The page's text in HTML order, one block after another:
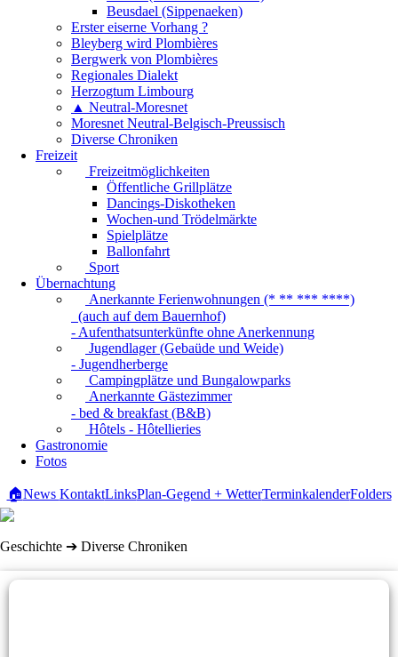
Beusdael (Sippenaeken)
Erster eiserne Vorhang ?
Bleyberg wird Plombières
Bergwerk von Plombières
Regionales Dialekt
Herzogtum Limbourg
▲ Neutral-Moresnet
Moresnet Neutral-Belgisch-Preussisch
Diverse Chroniken
Freizeit
Freizeitmöglichkeiten
Öffentliche Grillplätze
Dancings-Diskotheken
Wochen-und Trödelmärkte
Spielplätze
Ballonfahrt
Sport
Übernachtung
Anerkannte Ferienwohnungen (* ** *** ****)
(auch auf dem Bauernhof)
- Aufenthatsunterkünfte ohne Anerkennung
Jugendlager (Gebaüde und Weide)
- Jugendherberge
Campingplätze und Bungalowparks
Anerkannte Gästezimmer
- bed & breakfast (B&B)
Hôtels - Hôtellieries
Gastronomie
Fotos
🏠News KontaktLinksPlan-Gegend + WetterTerminkalenderFolders
Geschichte ➔ Diverse Chroniken